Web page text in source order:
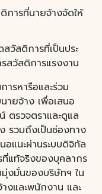
ารที่นายจ้างจัดให้
วัสดิการที่เป็นประ
สวัสดิการแรงงาน
รหารือและร่วม
ายจ้าง เพื่อเสนอ
ตรวจตราและดูแล
รวมถึงเป็นช่องทาง
แนะผ่านระบบดิจิทัล
แท้จริงของบุคลากร
งมั่นของบริษัทฯ ใน
งและพนักงาน และ